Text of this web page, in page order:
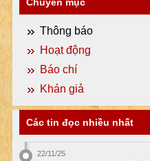
Thông báo
Hoạt động
Báo chí
Khán giả
Các tin đọc nhiều nhất
22/11/25